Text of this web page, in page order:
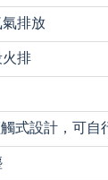
排放
排
式設計，可自